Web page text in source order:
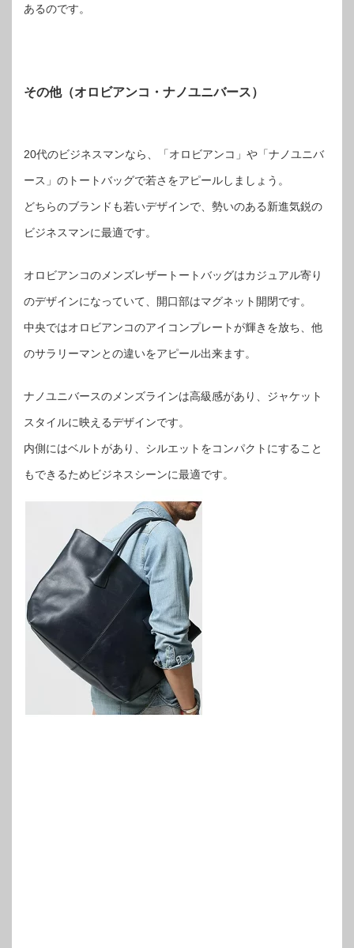
あるのです。
その他（オロビアンコ・ナノユニバース）
20代のビジネスマンなら、「オロビアンコ」や「ナノユニバ
ース」のトートバッグで若さをアピールしましょう。
どちらのブランドも若いデザインで、勢いのある新進気鋭の
ビジネスマンに最適です。
オロビアンコのメンズレザートートバッグはカジュアル寄り
のデザインになっていて、開口部はマグネット開閉です。
中央ではオロビアンコのアイコンプレートが輝きを放ち、他
のサラリーマンとの違いをアピール出来ます。
ナノユニバースのメンズラインは高級感があり、ジャケット
スタイルに映えるデザインです。
内側にはベルトがあり、シルエットをコンパクトにすること
もできるためビジネスシーンに最適です。